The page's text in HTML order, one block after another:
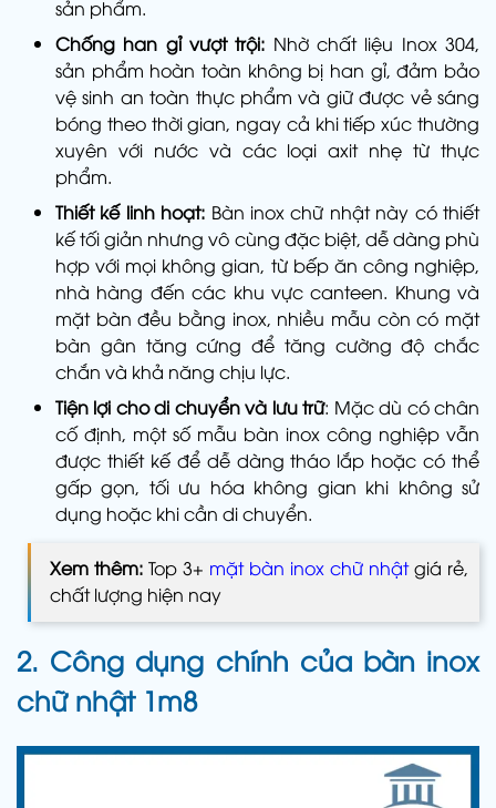
sản phẩm.
Chống han gỉ vượt trội: Nhờ chất liệu Inox 304,
sản phẩm hoàn toàn không bị han gỉ, đảm bảo
vệ sinh an toàn thực phẩm và giữ được vẻ sáng
bóng theo thời gian, ngay cả khi tiếp xúc thường
xuyên với nước và các loại axit nhẹ từ thực
phẩm.
Thiết kế linh hoạt: Bàn inox chữ nhật này có thiết
kế tối giản nhưng vô cùng đặc biệt, dễ dàng phù
hợp với mọi không gian, từ bếp ăn công nghiệp,
nhà hàng đến các khu vực canteen. Khung và
mặt bàn đều bằng inox, nhiều mẫu còn có mặt
bàn gân tăng cứng để tăng cường độ chắc
chắn và khả năng chịu lực.
Tiện lợi cho di chuyển và lưu trữ: Mặc dù có chân
cố định, một số mẫu bàn inox công nghiệp vẫn
được thiết kế để dễ dàng tháo lắp hoặc có thể
gấp gọn, tối ưu hóa không gian khi không sử
dụng hoặc khi cần di chuyển.
Xem thêm: Top 3+ mặt bàn inox chữ nhậtgiá rẻ,
chất lượng hiện nay
2. Công dụng chính của bàn inox
chữ nhật 1m8